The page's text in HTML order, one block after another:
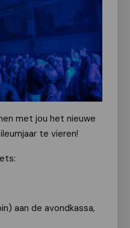
met jou het nieuwe
te vieren!
aan de avondkassa,